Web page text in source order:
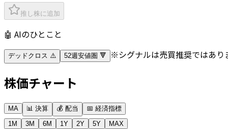
推し株に追加
🤖 AIのひとこと
デッドクロス ⚠️ 52週安値圏 🔻 ※シグナルは売買推奨ではあり
株価チャート
MA 📊 決算 💰 配当
📅 経済指標
1M
3M 6M 1Y 2Y 5Y MAX